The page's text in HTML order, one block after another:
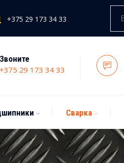
+375 29 173 34 33
Звоните
+375 29 173 34 33
Сварка